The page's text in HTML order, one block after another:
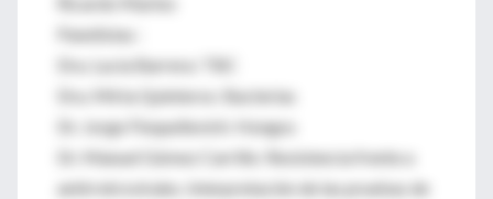
Panelistas :
Dra. Lucía Barrera: TBC
Dra. Mirta Quinteros: Bacterias
Dr. Jorge Finquelievich: Hongos
Dr. Manuel Gómez Carrillo: Resistencia frente a
antirretrovirales. Interpretación de las pruebas de